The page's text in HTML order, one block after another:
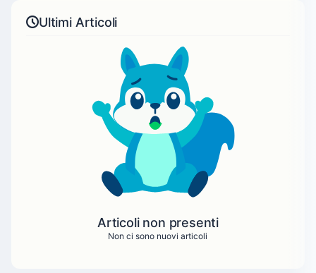
Ultimi Articoli
Articoli non presenti
Non ci sono nuovi articoli